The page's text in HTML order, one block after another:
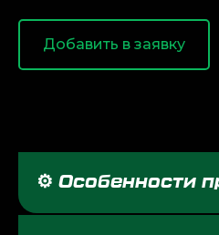
Добавить в заявку
⚙️ Особенности